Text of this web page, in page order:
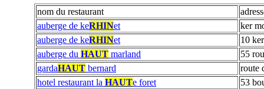
nom du restaurant
auberge de keRHINet
ker
auberge de keRHINet
10
auberge du HAUT marland
55
gardaHAUT bernard
route
hotel restaurant la HAUTe foret
53